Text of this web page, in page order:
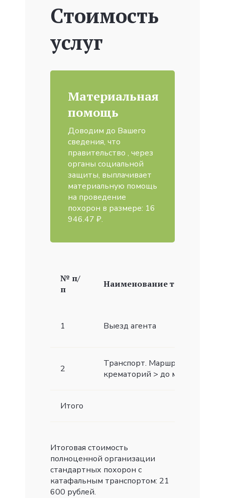
Стоимость
услуг
Материальная
помощь
Доводим до Вашего
сведения, что
правительство , через
органы социальной
защиты, выплачивает
материальную помощь
на проведение
похорон в размере: 16
946.47 ₽.
№ п/
п
Наименование товаров/
1 Выезд агента
2
Транспорт. Маршрут: морг >
крематорий > до места
Итого
Итоговая стоимость
полноценной организации
стандартных похорон с
катафальным транспортом: 21
600 рублей.